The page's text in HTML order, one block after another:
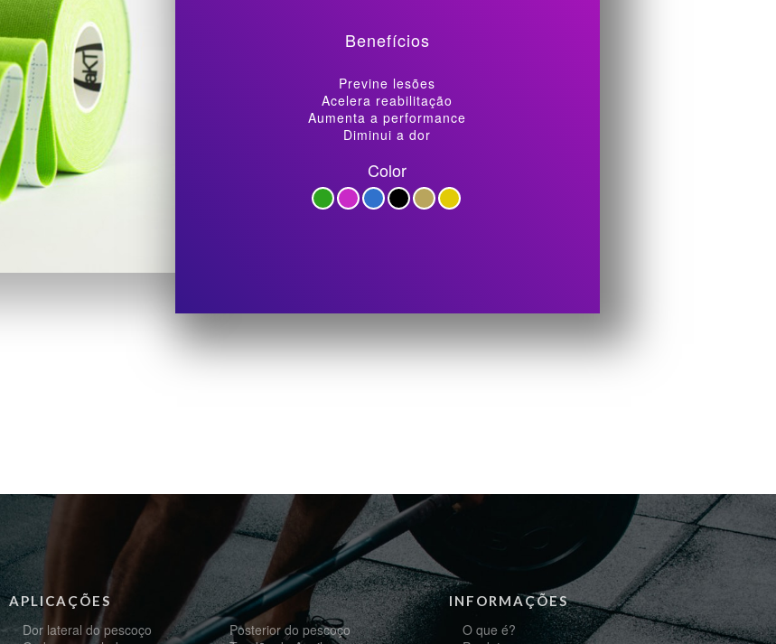
Benefícios
Previne lesões
Acelera reabilitação
Aumenta a performance
Diminui a dor
Color
APLICAÇÕES
Dor lateral do pescoço
Posterior do pescoço
INFORMAÇÕES
O que é?